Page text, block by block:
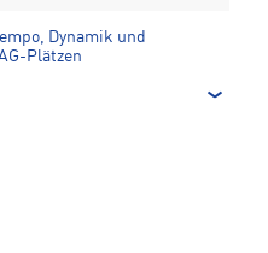
Dynamik und
Plätzen